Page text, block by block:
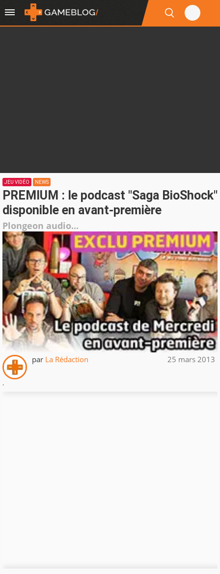
JEU VIDÉO NEWS
PREMIUM : le podcast "Saga BioShock"
disponible en avant-première
Plongeon audio...
par La Rédaction 25 mars 2013
.